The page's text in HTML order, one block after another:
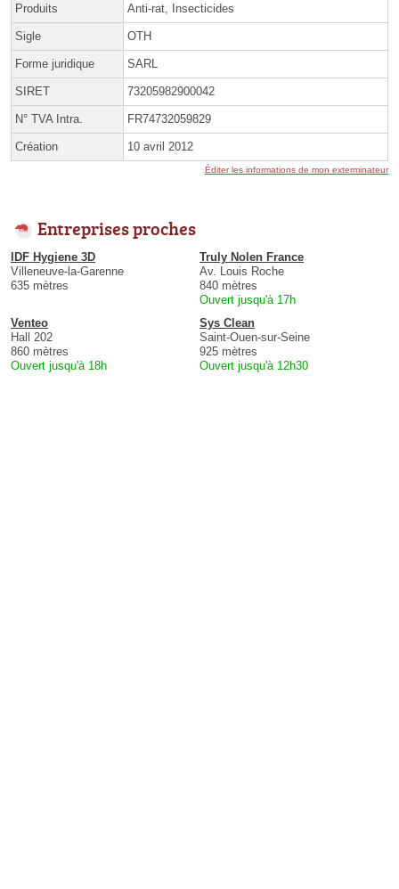
Produits Anti-rat, Insecticides
Sigle OTH
Forme juridique SARL
SIRET 73205982900042
N° TVA Intra. FR74732059829
Création 10 avril 2012
Éditer les informations de mon exterminateur
Entreprises proches
IDF Hygiene 3D
Villeneuve-la-Garenne
635 mètres
Truly Nolen France
Av. Louis Roche
840 mètres
Ouvert jusqu'à 17h
Venteo
Hall 202
860 mètres
Ouvert jusqu'à 18h
Sys Clean
Saint-Ouen-sur-Seine
925 mètres
Ouvert jusqu'à 12h30